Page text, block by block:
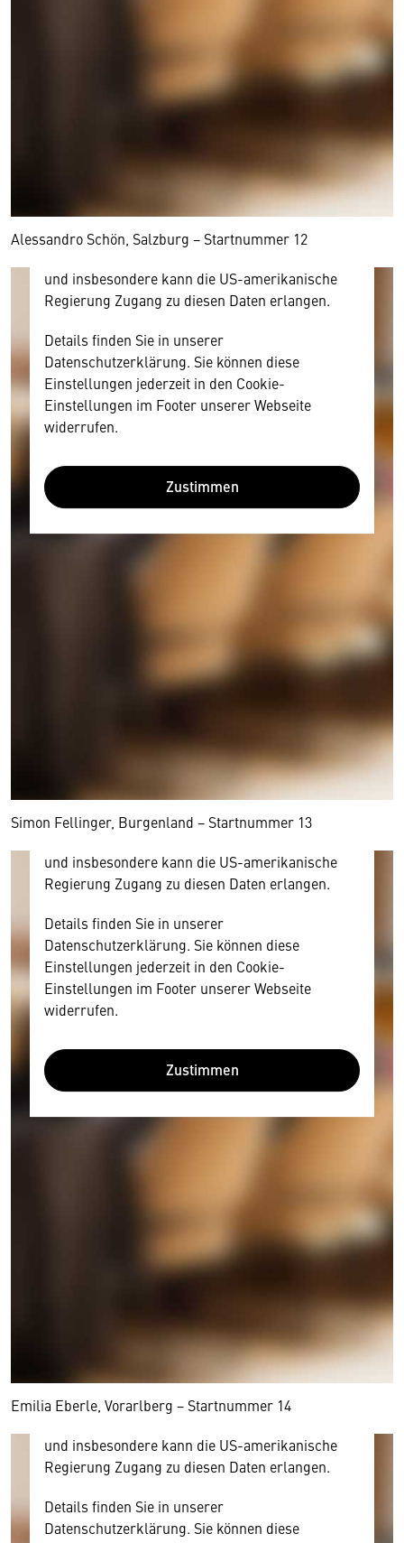
Alessandro Schön, Salzburg − Startnummer 12
Wir benötigen Ihre Zustimmung
Hier würden wir Ihnen gerne einen externen
personenbezogene technische Daten zu Geräten
und Nutzerverhalten mitunter mit US-
amerikanischen Anbietern austauscht.
Diese Daten unterliegen keinem dem EU-
und insbesondere kann die US-amerikanische
Regierung Zugang zu diesen Daten erlangen.
Details finden Sie in unserer
Datenschutzerklärung. Sie können diese
Einstellungen jederzeit in den Cookie-
Einstellungen im Footer unserer Webseite
widerrufen.
Zustimmen
Simon Fellinger, Burgenland − Startnummer 13
Wir benötigen Ihre Zustimmung
Hier würden wir Ihnen gerne einen externen
personenbezogene technische Daten zu Geräten
und Nutzerverhalten mitunter mit US-
amerikanischen Anbietern austauscht.
Diese Daten unterliegen keinem dem EU-
und insbesondere kann die US-amerikanische
Regierung Zugang zu diesen Daten erlangen.
Details finden Sie in unserer
Datenschutzerklärung. Sie können diese
Einstellungen jederzeit in den Cookie-
Einstellungen im Footer unserer Webseite
widerrufen.
Zustimmen
Emilia Eberle, Vorarlberg − Startnummer 14
Wir benötigen Ihre Zustimmung
Hier würden wir Ihnen gerne einen externen
personenbezogene technische Daten zu Geräten
und Nutzerverhalten mitunter mit US-
amerikanischen Anbietern austauscht.
Diese Daten unterliegen keinem dem EU-
und insbesondere kann die US-amerikanische
Regierung Zugang zu diesen Daten erlangen.
Details finden Sie in unserer
Datenschutzerklärung. Sie können diese